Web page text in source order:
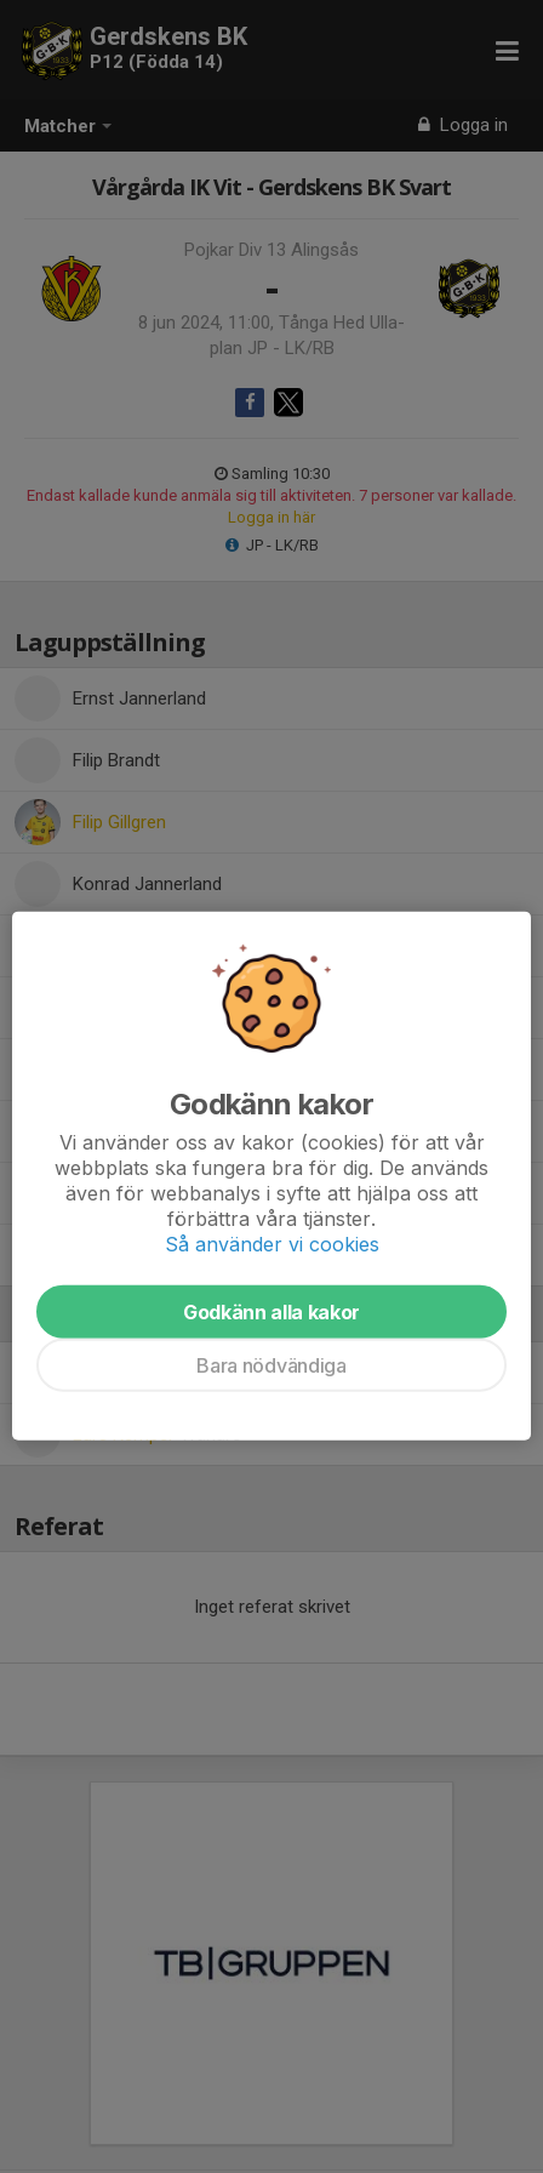
Matcher Logga in
Gerdskens BK
P12 (Födda 14)
Vårgårda IK Vit - Gerdskens BK Svart
Pojkar Div 13 Alingsås
-
8 jun 2024, 11:00, Tånga Hed Ulla-
plan JP - LK/RB
Samling 10:30
Endast kallade kunde anmäla sig till aktiviteten. 7 personer var kallade.
Logga in här
JP - LK/RB
Laguppställning
Ernst Jannerland
Filip Brandt
Filip Gillgren
Konrad Jannerland
Tage Carlberg
Vilgot Kronberg
William Brandt
Ledare
Jörgen PetterssonTränare, SISU, Materialansvarig
Lars KemperTränare
Referat
Inget referat skrivet
Godkänn kakor
Vi använder oss av kakor (cookies) för att vår
webbplats ska fungera bra för dig. De används
även för webbanalys i syfte att hjälpa oss att
förbättra våra tjänster.
Så använder vi cookies
Godkänn alla kakor
Bara nödvändiga